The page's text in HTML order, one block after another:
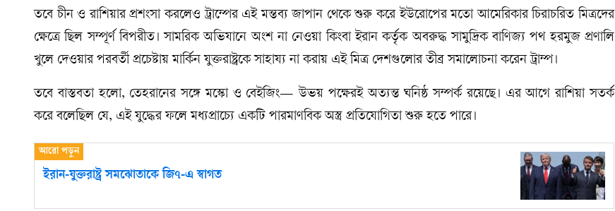
তবে চীন ও রাশিয়ার প্রশংসা করলেও ট্রাম্পের এই মন্তব্য জাপান থেকে শুরু করে ইউরোপের মতো আমেরিকার চিরাচরিত মিত্রদের
ক্ষেত্রে ছিল সম্পূর্ণ বিপরীত। সামরিক অভিযানে অংশ না নেওয়া কিংবা ইরান কর্তৃক অবরুদ্ধ সামুদ্রিক বাণিজ্য পথ হরমুজ প্রণালি
খুলে দেওয়ার পরবর্তী প্রচেষ্টায় মার্কিন যুক্তরাষ্ট্রকে সাহায্য না করায় এই মিত্র দেশগুলোর তীব্র সমালোচনা করেন ট্রাম্প।
তবে বাস্তবতা হলো, তেহরানের সঙ্গে মস্কো ও বেইজিং— উভয় পক্ষেরই অত্যন্ত ঘনিষ্ঠ সম্পর্ক রয়েছে। এর আগে রাশিয়া সতর্ক
করে বলেছিল যে, এই যুদ্ধের ফলে মধ্যপ্রাচ্যে একটি পারমাণবিক অস্ত্র প্রতিযোগিতা শুরু হতে পারে।
ইরান-যুক্তরাষ্ট্র সমঝোতাকে জি৭-এ স্বাগত